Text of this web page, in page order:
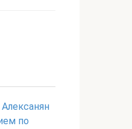
по